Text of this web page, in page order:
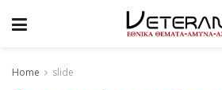
Home slide